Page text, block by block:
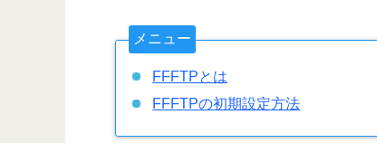
メニュー
FFFTPとは
FFFTPの初期設定方法